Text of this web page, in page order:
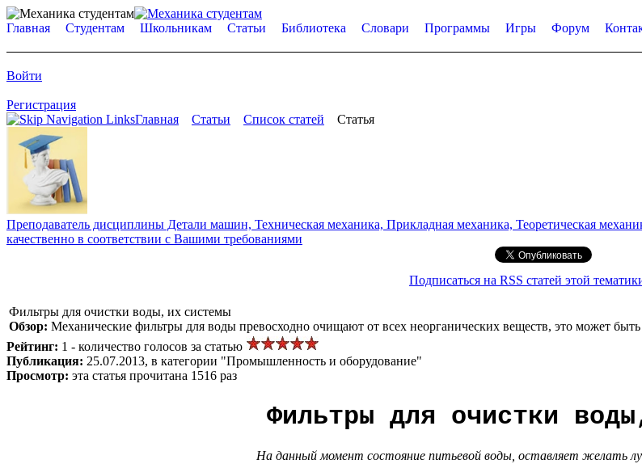
Главная Студентам Школьникам Статьи Библиотека Словари Программы Игры Форум
Войти
Регистрация
Главная
Статьи Список статей Статья
Преподаватель дисциплины Детали машин, Техническая механика, Прикладная механика, Теоретическая
качественно в соответствии с Вашими требованиями
Подписаться на RSS статей этой
Фильтры для очистки воды, их системы
Обзор: Механические фильтры для воды превосходно очищают от всех неорганических веществ, это может
Рейтинг: 1 - количество голосов за статью
Публикация: 25.07.2013, в категории "Промышленность и оборудование"
Просмотр: эта статья прочитана 1516 раз
Фильтры для очистки
На данный момент состояние питьевой воды, оставляет желать